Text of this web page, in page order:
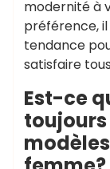
modernité à
préférence,
tendance
satisfaire
Est-ce
toujours